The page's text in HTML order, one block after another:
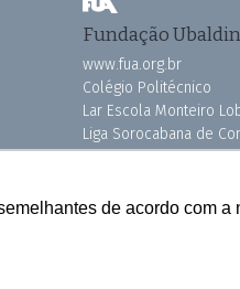
de acordo com
Fundação
www.fua.org.br
Colégio Politécnico
Lar Escola Monteiro
Liga Sorocabana de
Vila dos Velhinhos